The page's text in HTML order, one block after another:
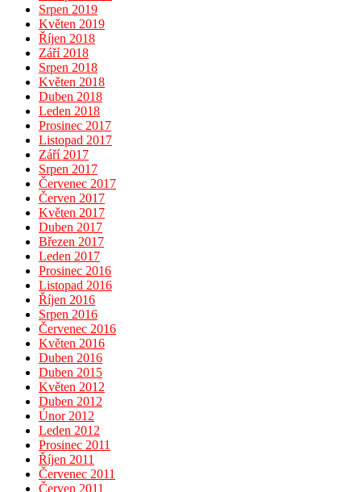
Srpen 2019
Květen 2019
Říjen 2018
Září 2018
Srpen 2018
Květen 2018
Duben 2018
Leden 2018
Prosinec 2017
Listopad 2017
Září 2017
Srpen 2017
Červenec 2017
Červen 2017
Květen 2017
Duben 2017
Březen 2017
Leden 2017
Prosinec 2016
Listopad 2016
Říjen 2016
Srpen 2016
Červenec 2016
Květen 2016
Duben 2016
Duben 2015
Květen 2012
Duben 2012
Únor 2012
Leden 2012
Prosinec 2011
Říjen 2011
Červenec 2011
Červen 2011